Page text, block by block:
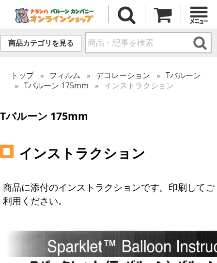
商品カテゴリを見る
トップ フィルム デコレーション
Tバルーン
Tバルーン 175mm
インストラクション
Tバルーン 175mm
インストラクション
商品に添付のインストラクションです。印刷してご
利用ください。